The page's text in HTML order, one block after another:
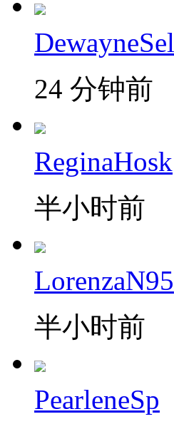
DewayneSel
24 分钟前
ReginaHosk
半小时前
LorenzaN95
半小时前
PearleneSp